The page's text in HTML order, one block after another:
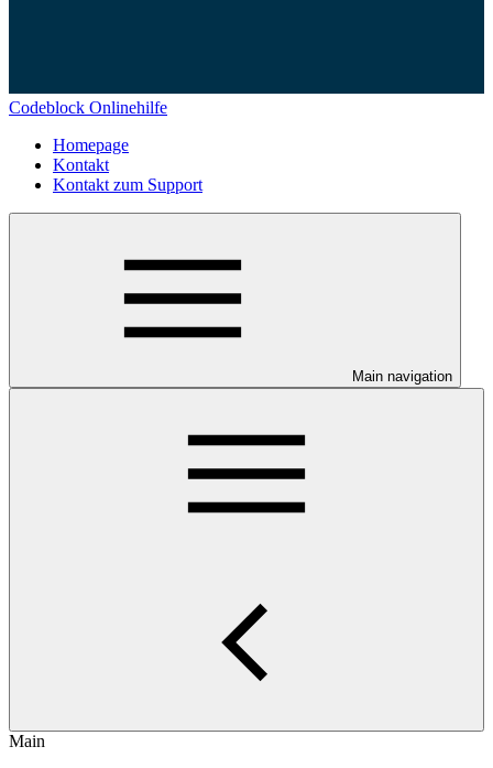
Codeblock Onlinehilfe
Homepage
Kontakt
Kontakt zum Support
Main navigation
Main